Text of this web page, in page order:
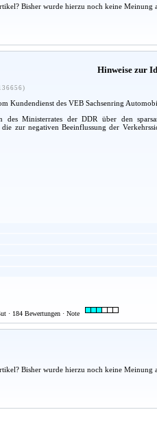
Bisher wurde hierzu noch keine Meinung
Hinweise zur
Kundendienst des VEB Sachsenring
des Ministerrates der DDR über den
zur negativen Beeinflussung der
· 184 Bewertungen · Note
Bisher wurde hierzu noch keine Meinung